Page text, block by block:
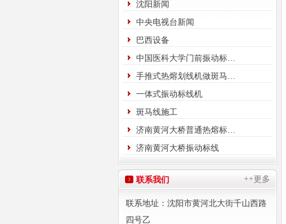
沈阳新闻
中央电视台新闻
巴西设备
中国医科大学门前振动标…
手推式热熔划线机做斑马…
一体式振动标线机
斑马线施工
济南黄河大桥普通热熔标…
济南黄河大桥振动标线
联系我们 ++更多
联系地址：沈阳市黄河北大街千山西路
四号乙